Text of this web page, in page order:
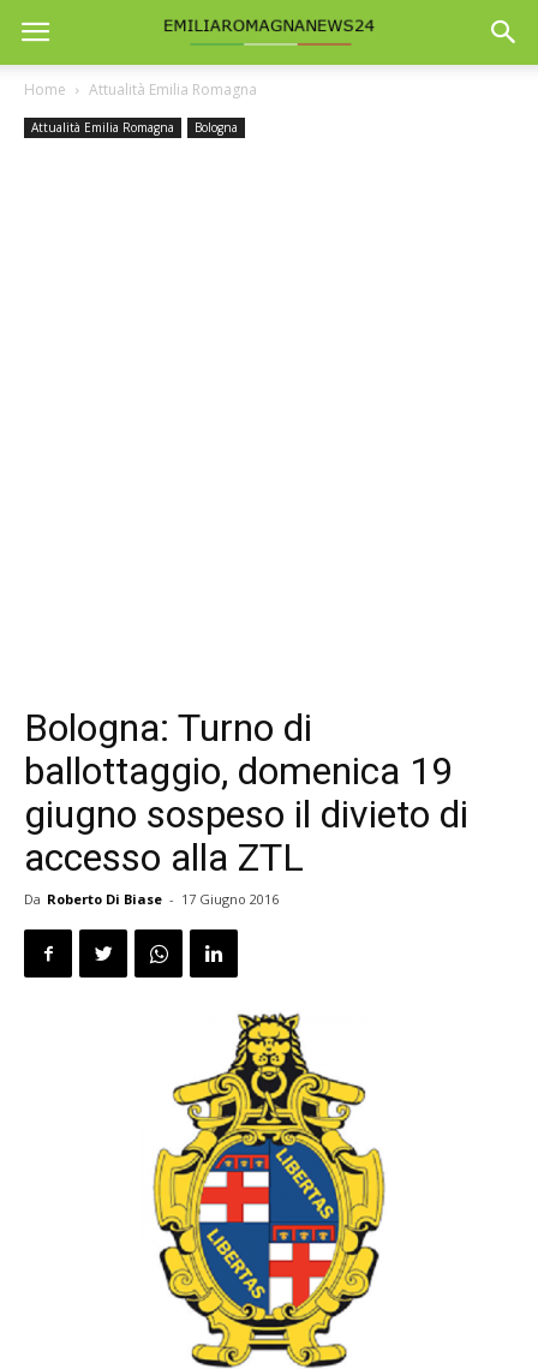
Home Attualità Emilia Romagna
Attualità Emilia Romagna Bologna
Bologna: Turno di
ballottaggio, domenica 19
giugno sospeso il divieto di
accesso alla ZTL
Da Roberto Di Biase - 17 Giugno 2016